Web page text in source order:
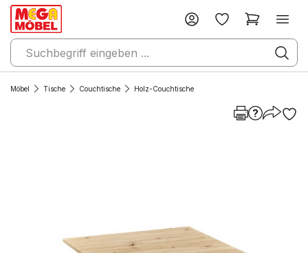
Möbel Tische Couchtische Holz-Couchtische